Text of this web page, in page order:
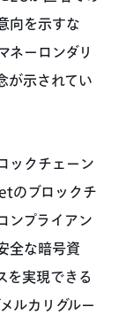
向を示すな
ネーロンダリ
が示されてい
ックチェーン
のブロックチ
ンプライアン
全な暗号資
を実現できる
ルカリグルー